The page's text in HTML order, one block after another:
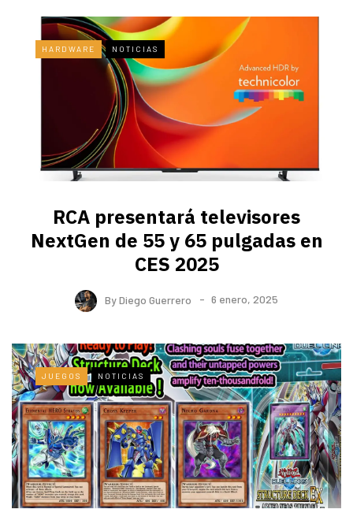
HARDWARE NOTICIAS
RCA presentará televisores
NextGen de 55 y 65 pulgadas en
CES 2025
ByDiego Guerrero 6 enero, 2025
JUEGOS NOTICIAS